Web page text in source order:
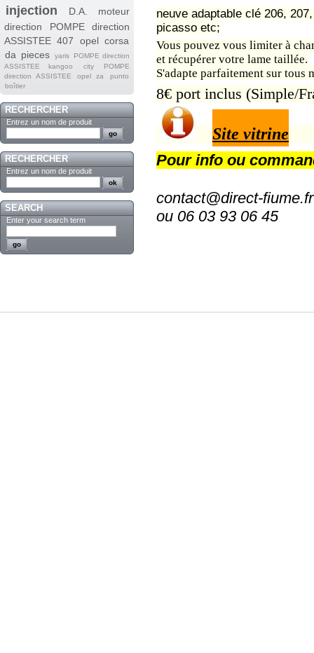
injection
D.A.
moteur
direction
POMPE direction
ASSISTEE 407
opel corsa
da pieces yaris
POMPE direction
ASSISTEE kangoo
city
POMPE
direction ASSISTEE opel za
punto
boîtier
RECHERCHER
Entrez un nom de produit
RECHERCHER
Entrez un nom de produit
SEARCH
Enter your search term
neuve adaptable clé 206,
picasso etc;
Vous pouvez vous limiter à
et récupérer votre lame taillée.
S'adapte parfaitement sur tous
8€ port inclus (Simple/
Site vitrine
Pour info ou
contact@direct-fiume.fr
ou 06 03 93 06 45